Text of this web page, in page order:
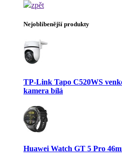
zpět
Nejoblíbenější produkty
TP-Link Tapo C520WS
kamera bílá
Huawei Watch GT 5 Pro